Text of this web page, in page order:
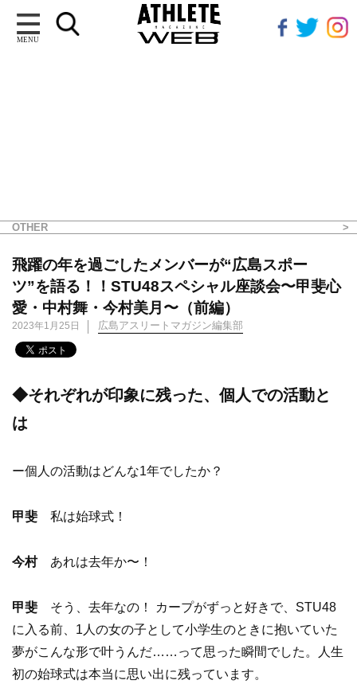
MENU
OTHER
飛躍の年を過ごしたメンバーが“広島スポー
ツ”を語る！！STU48スペシャル座談会〜甲斐心
愛・中村舞・今村美月〜（前編）
2023年1月25日 広島アスリートマガジン編集部
◆それぞれが印象に残った、個人での活動と
は
ー個人の活動はどんな1年でしたか？
甲斐 私は始球式！
今村 あれは去年か〜！
甲斐 そう、去年なの！ カープがずっと好きで、STU48
に入る前、1人の女の子として小学生のときに抱いていた
夢がこんな形で叶うんだ……って思った瞬間でした。人生
初の始球式は本当に思い出に残っています。